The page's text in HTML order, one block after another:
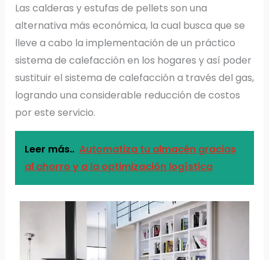
Las calderas y estufas de pellets son una
alternativa más económica, la cual busca que se
lleve a cabo la implementación de un práctico
sistema de calefacción en los hogares y así poder
sustituir el sistema de calefacción a través del gas,
logrando una considerable reducción de costos
por este servicio.
Leer más.. Automatiza tu almacén gracias
al ahorro y a la optimización logística